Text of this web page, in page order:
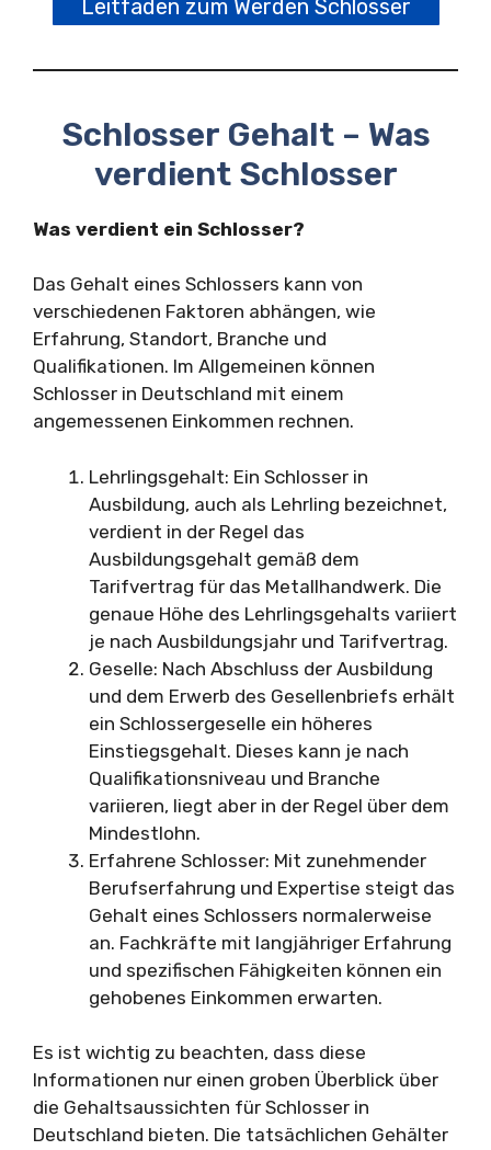
Leitfaden zum Werden Schlosser
Schlosser Gehalt – Was
verdient Schlosser
Was verdient ein Schlosser?
Das Gehalt eines Schlossers kann von
verschiedenen Faktoren abhängen, wie
Erfahrung, Standort, Branche und
Qualifikationen. Im Allgemeinen können
Schlosser in Deutschland mit einem
angemessenen Einkommen rechnen.
Lehrlingsgehalt: Ein Schlosser in
Ausbildung, auch als Lehrling bezeichnet,
verdient in der Regel das
Ausbildungsgehalt gemäß dem
Tarifvertrag für das Metallhandwerk. Die
genaue Höhe des Lehrlingsgehalts variiert
je nach Ausbildungsjahr und Tarifvertrag.
Geselle: Nach Abschluss der Ausbildung
und dem Erwerb des Gesellenbriefs erhält
ein Schlossergeselle ein höheres
Einstiegsgehalt. Dieses kann je nach
Qualifikationsniveau und Branche
variieren, liegt aber in der Regel über dem
Mindestlohn.
Erfahrene Schlosser: Mit zunehmender
Berufserfahrung und Expertise steigt das
Gehalt eines Schlossers normalerweise
an. Fachkräfte mit langjähriger Erfahrung
und spezifischen Fähigkeiten können ein
gehobenes Einkommen erwarten.
Es ist wichtig zu beachten, dass diese
Informationen nur einen groben Überblick über
die Gehaltsaussichten für Schlosser in
Deutschland bieten. Die tatsächlichen Gehälter